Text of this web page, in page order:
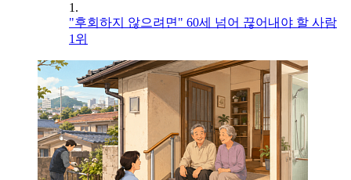
1.
"후회하지 않으려면" 60세 넘어 끊어내야 할 사람
1위